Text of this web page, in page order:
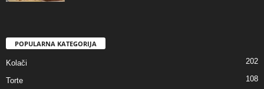
POPULARNA KATEGORIJA
Kolači 202
Torte 108